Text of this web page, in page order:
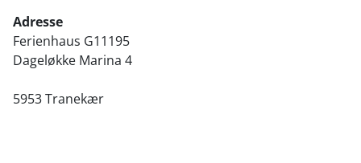
Adresse
Ferienhaus G11195
Dageløkke Marina 4
5953 Tranekær